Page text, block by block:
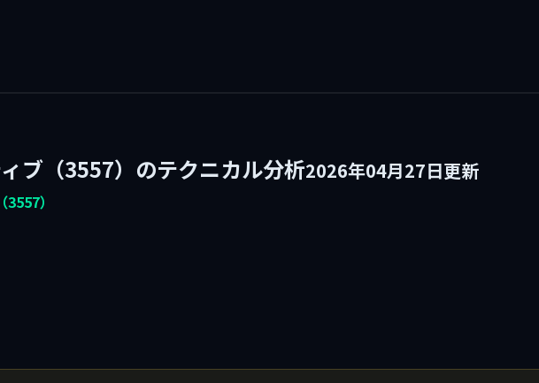
ブ（3557）のテクニカル分析2026年04月27日更新
）